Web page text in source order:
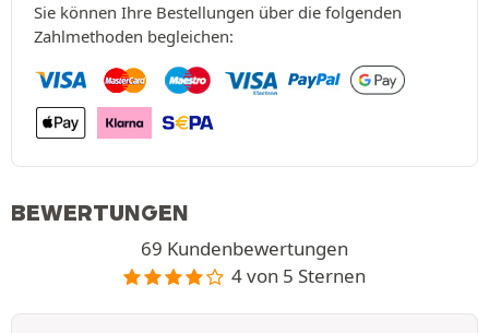
Sie können Ihre Bestellungen über die folgenden
Zahlmethoden begleichen:
BEWERTUNGEN
69 Kundenbewertungen
4 von 5 Sternen